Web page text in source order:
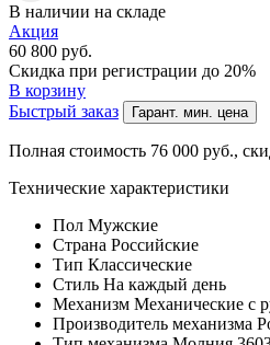
В наличии на складе
Акция
60 800 руб.
Скидка при регистрации до 20%
В корзину
Быстрый заказ
Гарант. мин. цена
Полная стоимость 76 000 руб.,
Технические характеристики
Пол Мужские
Страна Российские
Тип Классические
Стиль На каждый день
Механизм Механические с
Производитель механизма